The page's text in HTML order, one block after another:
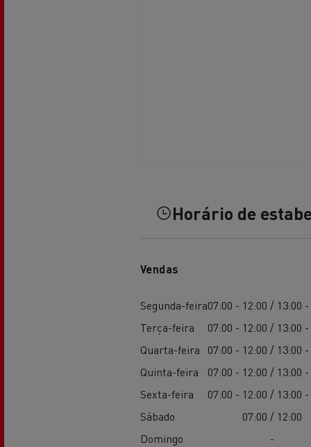
Horário de
Vendas
Segunda-feira07:00 - 12:00 / 13:00 -
Terça-feira
07:00 - 12:00 / 13:00 -
Quarta-feira
07:00 - 12:00 / 13:00 -
Quinta-feira
07:00 - 12:00 / 13:00 -
Sexta-feira
07:00 - 12:00 / 13:00 -
Sábado
07:00 / 12:00
Domingo
-